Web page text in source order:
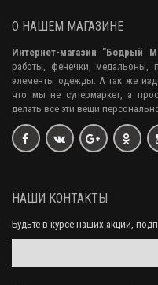
О НАШЕМ МАГАЗИНЕ
Интернет-магазин "Бодрый
работы, фенечки, медальоны,
элементы одежды. А так же
что мы не супермаркет, а
делать все эти вещи
НАШИ КОНТАКТЫ
Будьте в курсе наших акций,